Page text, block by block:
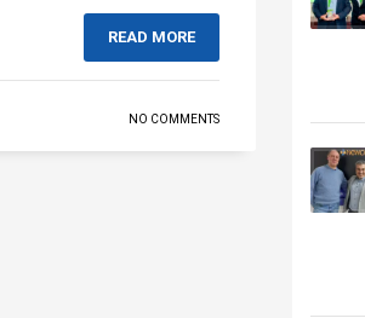
READ MORE
NO COMMENTS